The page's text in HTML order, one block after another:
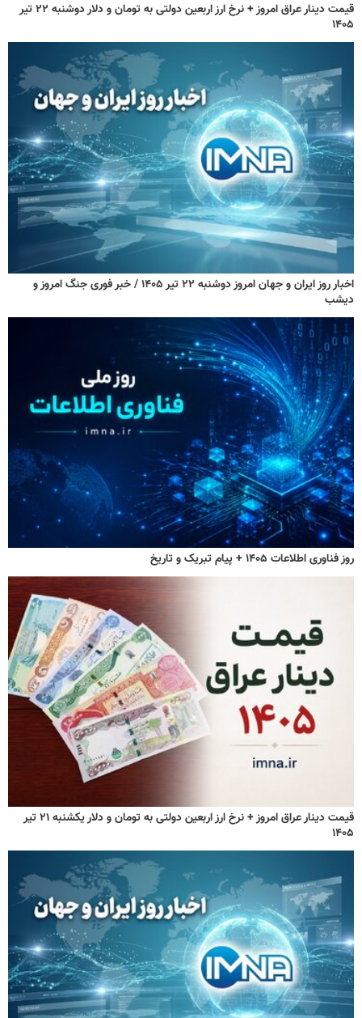
قیمت دینار عراق امروز + نرخ ارز اربعین دولتی به تومان و دلار دوشنبه ۲۲ تیر
۱۴۰۵
اخبار روز ایران و جهان امروز دوشنبه ۲۲ تیر ۱۴۰۵ / خبر فوری جنگ امروز و
دیشب
روز فناوری اطلاعات ۱۴۰۵ + پیام تبریک و تاریخ
قیمت دینار عراق امروز + نرخ ارز اربعین دولتی به تومان و دلار یکشنبه ۲۱ تیر
۱۴۰۵